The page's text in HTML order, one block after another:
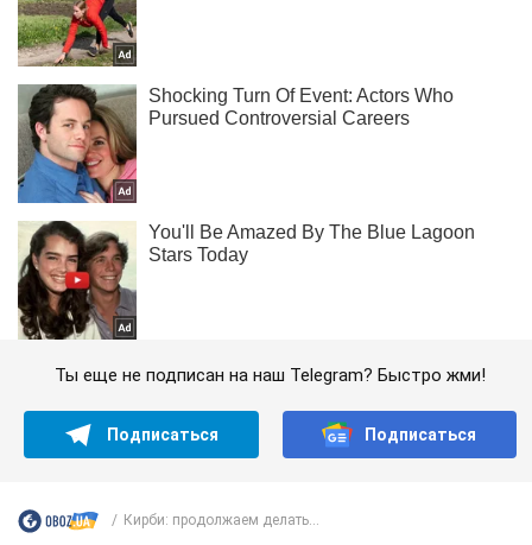
Ты еще не подписан на наш Telegram? Быстро жми!
Подписаться Подписаться
Кирби: продолжаем делать...